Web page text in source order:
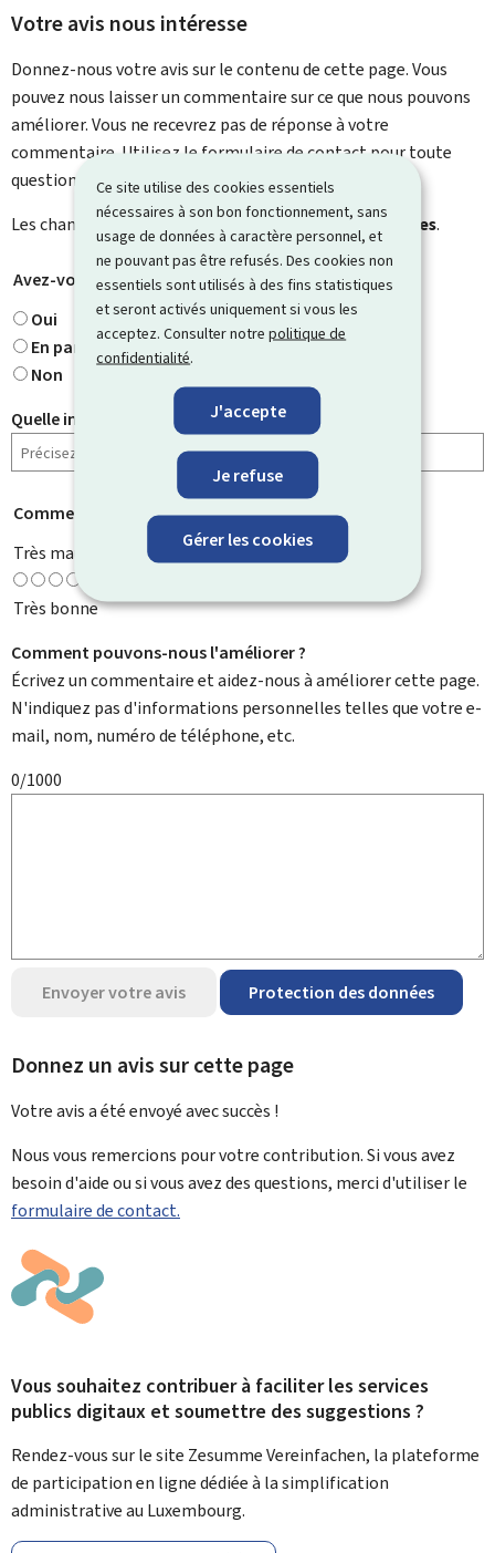
Ce site utilise des cookies essentiels
nécessaires à son bon fonctionnement, sans
usage de données à caractère personnel, et
ne pouvant pas être refusés. Des cookies non
essentiels sont utilisés à des fins statistiques
et seront activés uniquement si vous les
acceptez. Consulter notrepolitique de
confidentialité.
J'accepte
Je refuse
Gérer les cookies
Votre avis nous intéresse
Donnez-nous votre avis sur le contenu de cette page. Vous
pouvez nous laisser un commentaire sur ce que nous pouvons
améliorer. Vous ne recevrez pas de réponse à votre
commentaire. Utilisez le formulaire de contact pour toute
question particulière.
Les champs marqués d’une étoile ( * ) sontobligatoires.
Avez-vous trouvé ce que vous cherchiez ? *
Oui
En partie
Non
Quelle information cherchiez-vous ?
Comment évaluez-vous cette page ? *
Très mauvaise
Très bonne
Comment pouvons-nous l'améliorer ?
Écrivez un commentaire et aidez-nous à améliorer cette page.
N'indiquez pas d'informations personnelles telles que votre e-
mail, nom, numéro de téléphone, etc.
0/1000
Envoyer votre avis Protection des données
Donnez un avis sur cette page
Votre avis a été envoyé avecsuccès !
Nous vous remercions pour votre contribution. Si vous avez
besoin d'aide ou si vous avez des questions, merci d'utiliser le
formulaire de contact.
Vous souhaitez contribuer à faciliter les services
publics digitaux et soumettre des suggestions ?
Rendez-vous sur le site Zesumme Vereinfachen, la plateforme
de participation en ligne dédiée à la simplification
administrative au Luxembourg.